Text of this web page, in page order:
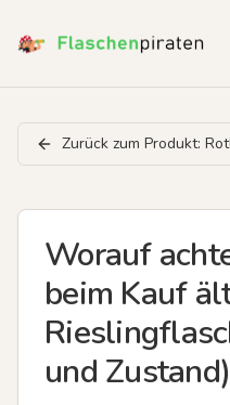
Zurück zum Produkt:
Worauf
beim Kauf
und Zustand)